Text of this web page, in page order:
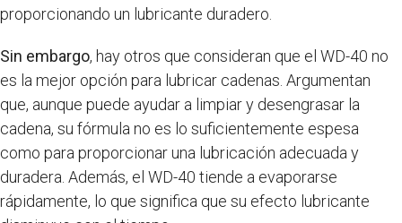
proporcionando un lubricante duradero.
Sin embargo, hay otros que consideran que el WD-40 no
es la mejor opción para lubricar cadenas. Argumentan
que, aunque puede ayudar a limpiar y desengrasar la
cadena, su fórmula no es lo suficientemente espesa
como para proporcionar una lubricación adecuada y
duradera. Además, el WD-40 tiende a evaporarse
rápidamente, lo que significa que su efecto lubricante